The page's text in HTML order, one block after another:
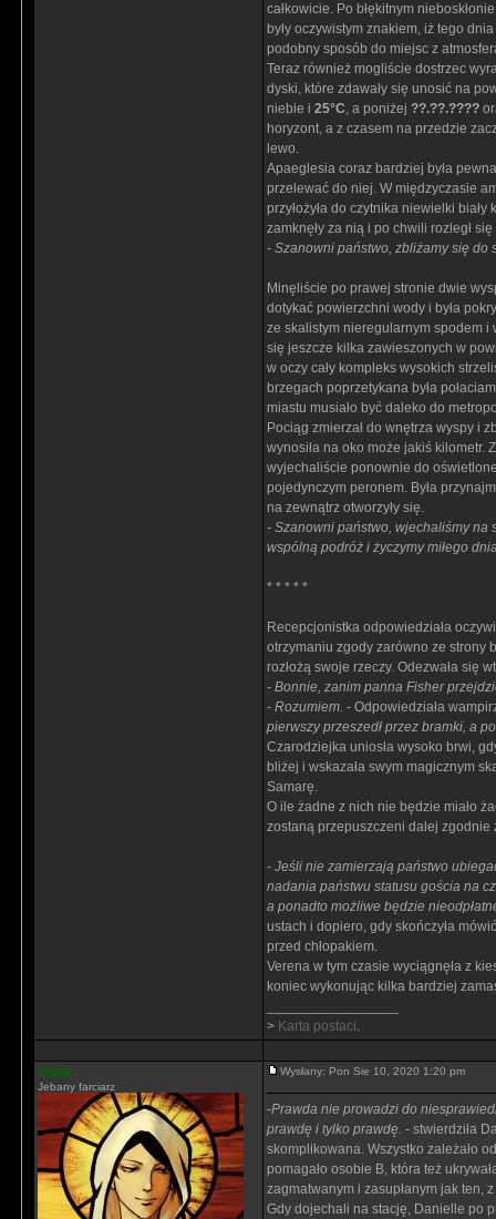
całkowicie. Po błękitnym
były oczywistym znakiem, iż tego
podobny sposób do miejsc z
Teraz również mogliście dostrzec
dyski, które zdawały się unosić na
niebie i 25°C, a poniżej ??.??.????
horyzont, a z czasem na przedzie
lewo.
Apaeglesia coraz bardziej była
przelewać do niej. W międzyczasie
przyłożyła do czytnika niewielki
zamknęły za nią i po chwili rozległ
- Szanowni państwo, zbliżamy się do
Minęliście po prawej stronie dwie
dotykać powierzchni wody i była
ze skalistym nieregularnym spodem
się jeszcze kilka zawieszonych w
w oczy cały kompleks wysokich
brzegach poprzetykana była
miastu musiało być daleko do
Pociąg zmierzał do wnętrza wyspy i
wynosiła na oko może jakiś kilometr.
wyjechaliście ponownie do
pojedynczym peronem. Była
na zewnątrz otworzyły się.
- Szanowni państwo, wjechaliśmy na
wspólną podróż i życzymy miłego
* * * * *
Recepcjonistka odpowiedziała
otrzymaniu zgody zarówno ze strony
rozłożą swoje rzeczy. Odezwała się
- Bonnie, zanim panna Fisher
- Rozumiem. - Odpowiedziała
pierwszy przeszedł przez bramki, a
Czarodziejka uniosła wysoko brwi,
bliżej i wskazała swym magicznym
Samarę.
O ile żadne z nich nie będzie miało
zostaną przepuszczeni dalej zgodnie
- Jeśli nie zamierzają państwo
nadania państwu statusu gościa na
a ponadto możliwe będzie
ustach i dopiero, gdy skończyła
przed chłopakiem.
Verena w tym czasie wyciągnęła z
koniec wykonując kilka bardziej
> Karta postaci.
Tidus
Jebany farciarz
Wysłany: Pon Sie 10, 2020 1:20 pm
-Prawda nie prowadzi do
prawdę i tylko prawdę. - stwierdziła
skomplikowana. Wszystko zależało
pomagało osobie B, która też
zagmatwanym i zasupłanym jak ten,
Gdy dojechali na stację, Danielle po